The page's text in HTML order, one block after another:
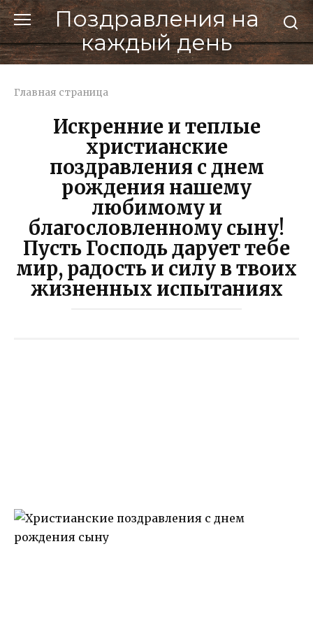
Перейти
к
контенту
Поздравления на
каждый день
Главная страница
Искренние и теплые
христианские
поздравления с днем
рождения нашему
любимому и
благословленному сыну!
Пусть Господь дарует тебе
мир, радость и силу в твоих
жизненных испытаниях